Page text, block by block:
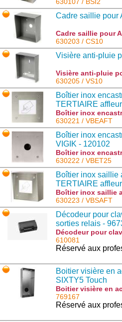
Cadre saillie pour
Cadre saillie pour
630203 / CS10
Visière anti-pluie
Visière anti-pluie
VS10
630205 / VS10
Boîtier inox
TERTIAIRE
Boîtier inox
TERTIAIRE
VBEAFT
630221 / VBEAFT
Boîtier inox
VIGIK - 120102
Boîtier inox
VIGIK - 120102 :
630222 / VBET25
Boîtier inox saillie
TERTIAIRE
Boîtier inox saillie
TERTIAIRE
VBSAFT
630223 / VBSAFT
Décodeur pour
sorties relais -
Décodeur pour
sorties relais -
610081
Réservé aux
Boitier visière en
SIXTY5 Touch
Boitier visière en
SIXTY5 Touch : GS
769167
Réservé aux